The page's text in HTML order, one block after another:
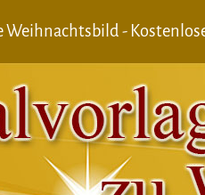
Weihnachtsbild -